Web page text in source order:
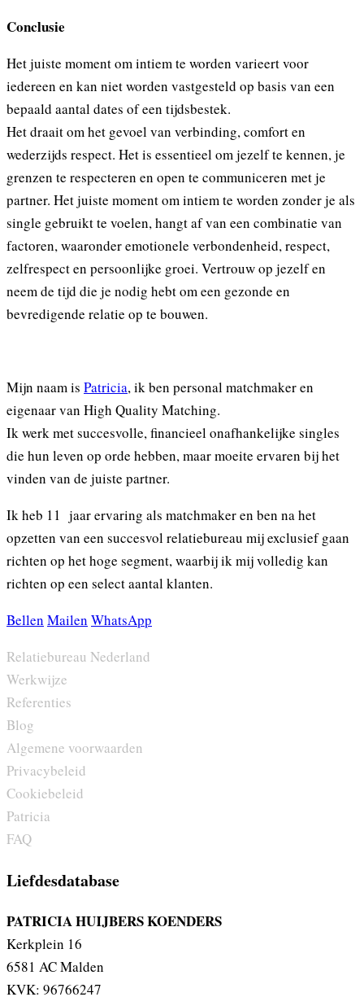
Conclusie
Het juiste moment om intiem te worden varieert voor
iedereen en kan niet worden vastgesteld op basis van een
bepaald aantal dates of een tijdsbestek.
Het draait om het gevoel van verbinding, comfort en
wederzijds respect. Het is essentieel om jezelf te kennen, je
grenzen te respecteren en open te communiceren met je
partner. Het juiste moment om intiem te worden zonder je als
single gebruikt te voelen, hangt af van een combinatie van
factoren, waaronder emotionele verbondenheid, respect,
zelfrespect en persoonlijke groei. Vertrouw op jezelf en
neem de tijd die je nodig hebt om een gezonde en
bevredigende relatie op te bouwen.
Mijn naam is Patricia, ik ben personal matchmaker en
eigenaar van High Quality Matching.
Ik werk met succesvolle, financieel onafhankelijke singles
die hun leven op orde hebben, maar moeite ervaren bij het
vinden van de juiste partner.
Ik heb 11 jaar ervaring als matchmaker en ben na het
opzetten van een succesvol relatiebureau mij exclusief gaan
richten op het hoge segment, waarbij ik mij volledig kan
richten op een select aantal klanten.
Bellen Mailen WhatsApp
Relatiebureau Nederland
Werkwijze
Referenties
Blog
Algemene voorwaarden
Privacybeleid
Cookiebeleid
Patricia
FAQ
Liefdesdatabase
PATRICIA HUIJBERS KOENDERS
Kerkplein 16
6581 AC Malden
KVK: 96766247